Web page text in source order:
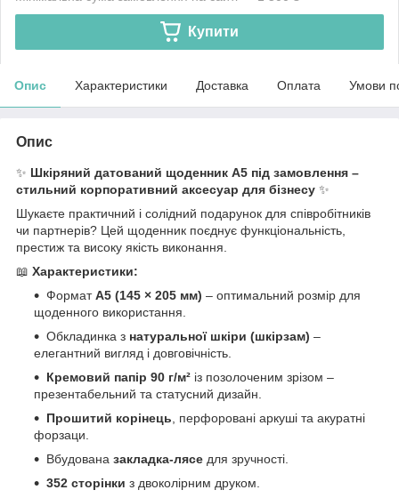
Купити
Опис Характеристики Доставка Оплата Умови
Опис
✨ Шкіряний датований щоденник А5 під замовлення –
стильний корпоративний аксесуар для бізнесу ✨
Шукаєте практичний і солідний подарунок для співробітників
чи партнерів? Цей щоденник поєднує функціональність,
престиж та високу якість виконання.
📖 Характеристики:
ФорматА5 (145 × 205 мм) – оптимальний розмір для
щоденного використання.
Обкладинка з натуральної шкіри (шкірзам) –
елегантний вигляд і довговічність.
Кремовий папір 90 г/м² із позолоченим зрізом –
презентабельний та статусний дизайн.
Прошитий корінець , перфоровані аркуші та акуратні
форзаци.
Вбудована закладка-лясе для зручності.
352 сторінки з двоколірним друком.